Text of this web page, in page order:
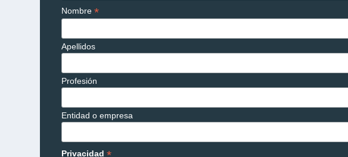
Nombre*
Apellidos
Profesión
Entidad o empresa
Privacidad